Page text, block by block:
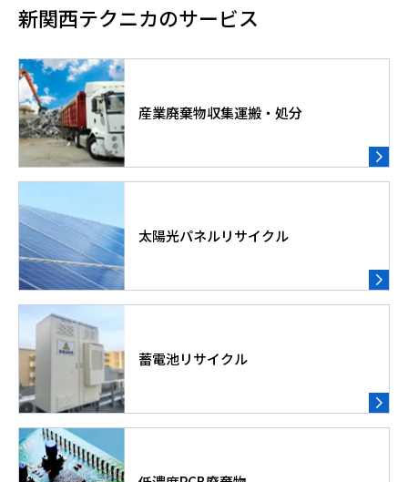
新関西テクニカのサービス
産業廃棄物収集運搬・処分
太陽光パネルリサイクル
蓄電池リサイクル